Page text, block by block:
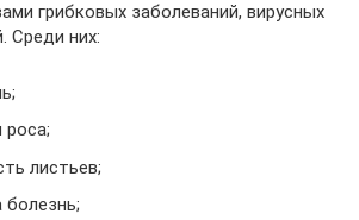
грибковых заболеваний, вирусных
Среди них:
роса;
листьев;
болезнь;